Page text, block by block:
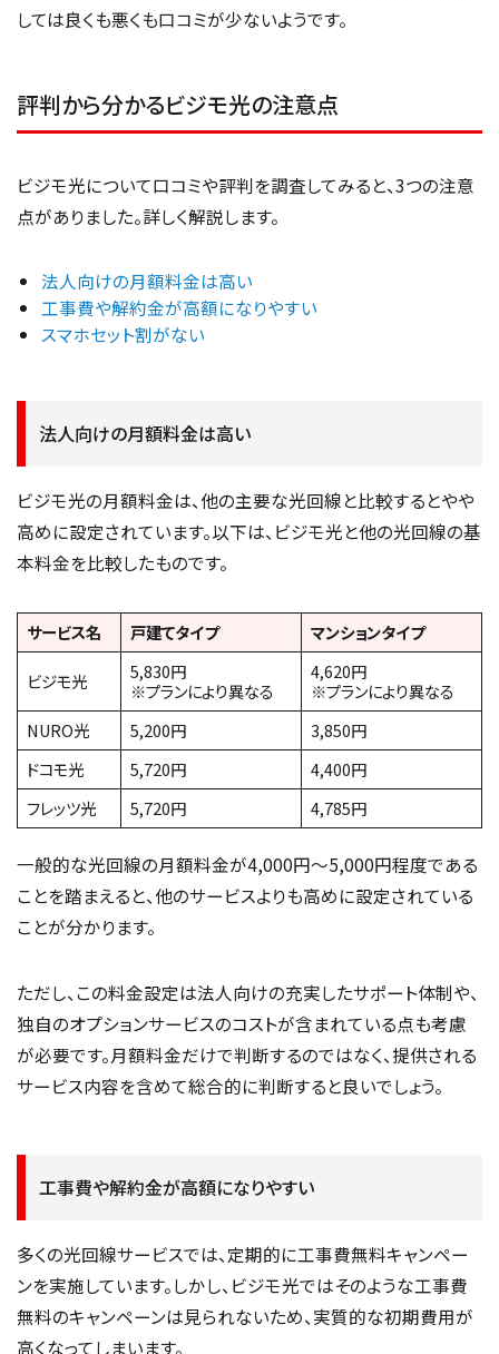
しては良くも悪くも口コミが少ないようです。
評判から分かるビジモ光の注意点
ビジモ光について口コミや評判を調査してみると、3つの注意
点がありました。詳しく解説します。
法人向けの月額料金は高い
工事費や解約金が高額になりやすい
スマホセット割がない
法人向けの月額料金は高い
ビジモ光の月額料金は、他の主要な光回線と比較するとやや
高めに設定されています。以下は、ビジモ光と他の光回線の基
本料金を比較したものです。
サービス名 戸建てタイプ マンションタイプ
ビジモ光
5,830円
※プランにより異なる
4,620円
※プランにより異なる
NURO光
5,200円
3,850円
ドコモ光
5,720円
4,400円
フレッツ光
5,720円 4,785円
一般的な光回線の月額料金が4,000円～5,000円程度である
ことを踏まえると、他のサービスよりも高めに設定されている
ことが分かります。
ただし、この料金設定は法人向けの充実したサポート体制や、
独自のオプションサービスのコストが含まれている点も考慮
が必要です。月額料金だけで判断するのではなく、提供される
サービス内容を含めて総合的に判断すると良いでしょう。
工事費や解約金が高額になりやすい
多くの光回線サービスでは、定期的に工事費無料キャンペー
ンを実施しています。しかし、ビジモ光ではそのような工事費
無料のキャンペーンは見られないため、実質的な初期費用が
高くなってしまいます。